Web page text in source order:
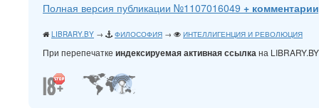
Полная версия публикации №1107016049 +
LIBRARY.BY → ФИЛОСОФИЯ → ИНТЕЛЛИГЕНЦИЯ И РЕВОЛЮЦИЯ
При перепечатке индексируемая активная ссылкана